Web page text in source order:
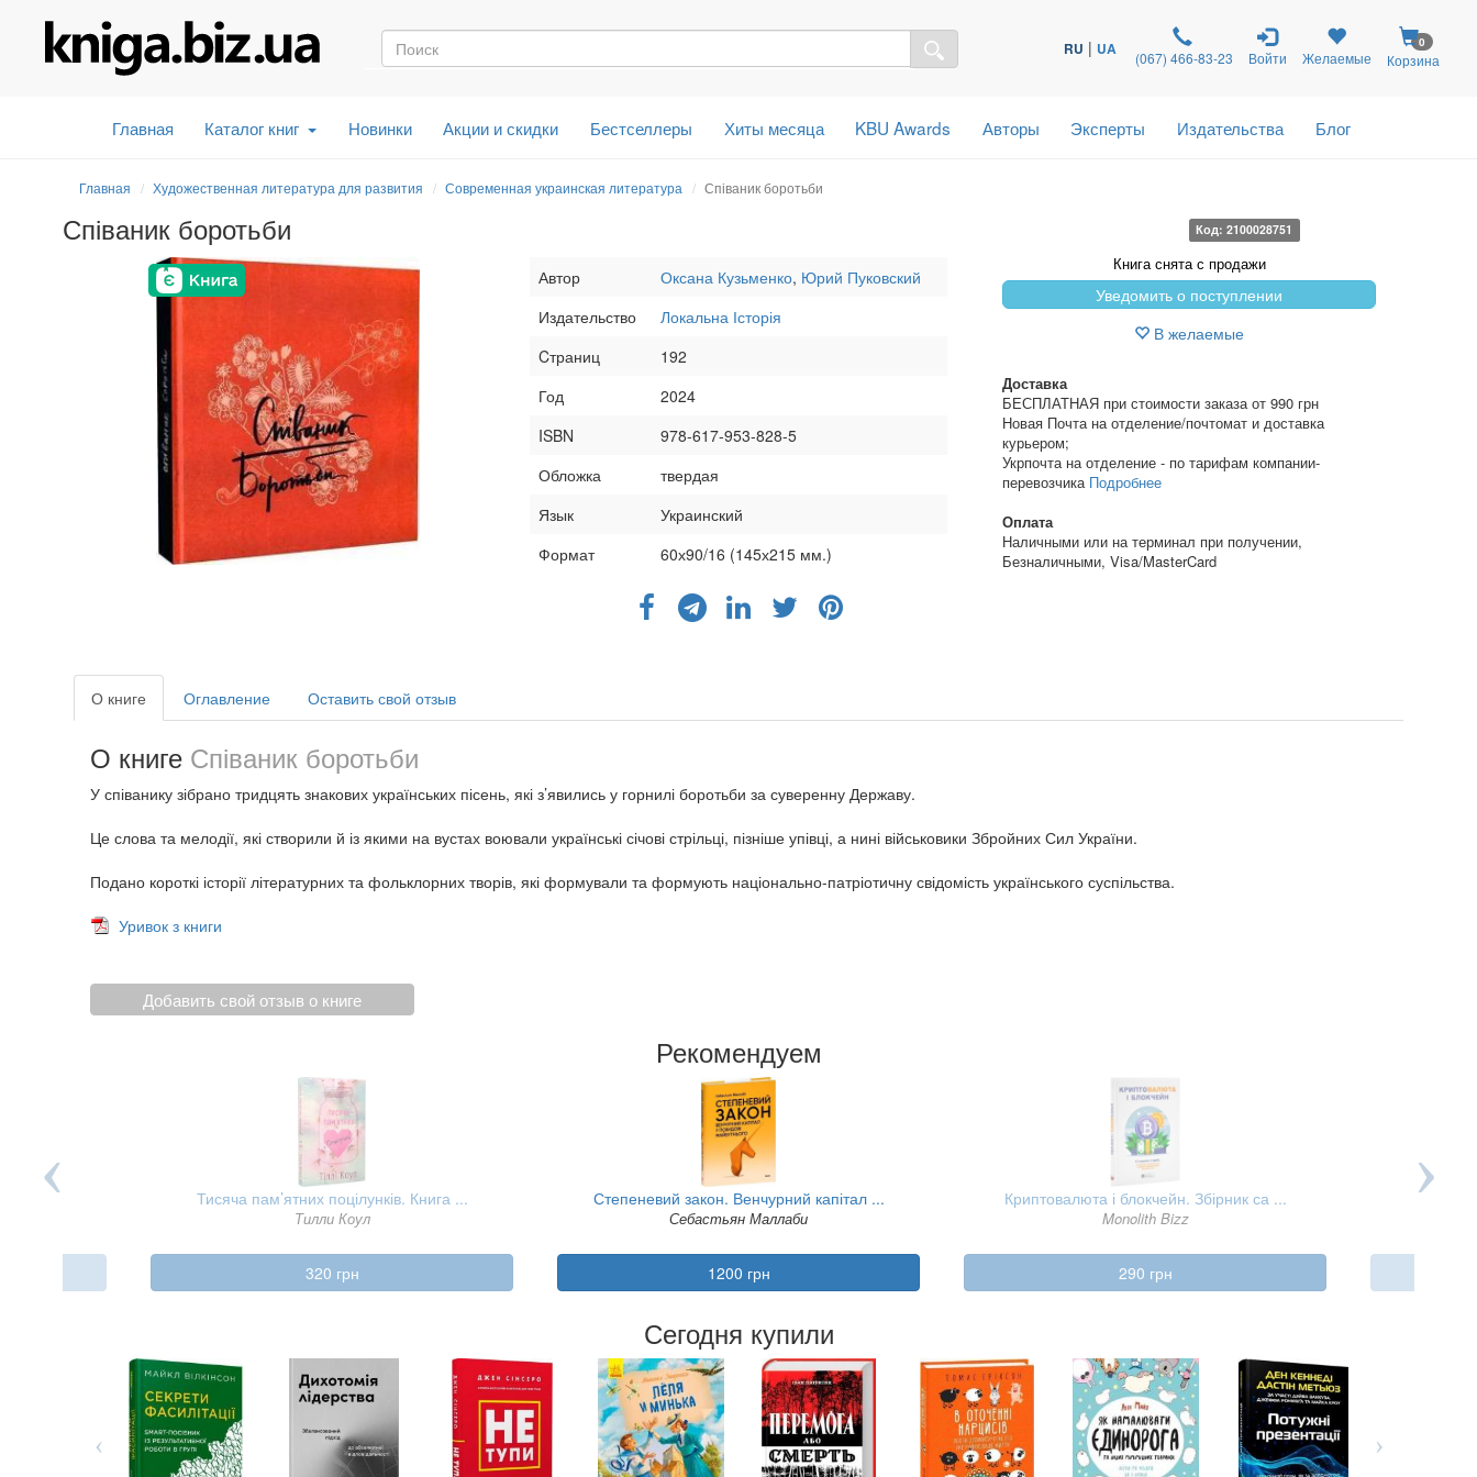
RU | UA (067) 466-83-23 Войти Желаемые
0
Корзина
Главная Каталог книг Новинки Акции и скидки Бестселлеры Хиты месяца KBU Awards Авторы Эксперты Издательства Блог
Главная Художественная литература для развития Современная украинская литература Співаник боротьби
Співаник боротьби Код: 2100028751
Книга снята с продажи
Уведомить о поступлении
В желаемые
Доставка
БЕСПЛАТНАЯ при стоимости заказа от 990 грн
Новая Почта на отделение/почтомат и доставка
курьером;
Укрпочта на отделение - по тарифам компании-
перевозчика Подробнее
Оплата
Наличными или на терминал при получении,
Безналичными, Visa/MasterCard
Автор Оксана Кузьменко, Юрий Пуковский
Издательство
Локальна Історія
Cтраниц
192
Год
2024
ISBN
978-617-953-828-5
Обложка
твердая
Язык
Украинский
Формат
60х90/16 (145х215 мм.)
О книге Оглавление Оставить свой отзыв
О книге Співаник боротьби
У співанику зібрано тридцять знакових українських пісень, які з’явились у горнилі боротьби за суверенну Державу.
Це слова та мелодії, які створили й із якими на вустах воювали українські січові стрільці, пізніше упівці, а нині військовики Збройних Сил України.
Подано короткі історії літературних та фольклорних творів, які формували та формують національно-патріотичну свідомість українського суспільства.
Уривок з книги
Добавить свой отзыв о книге
Рекомендуем
Тисяча пам’ятних поцілунків. Книга ...
Тилли Коул
320 грн
Степеневий закон. Венчурний капітал ...
Себастьян Маллаби
1200 грн
Криптовалюта і блокчейн. Збірник са ...
Monolith Bizz
290 грн
Сегодня купили